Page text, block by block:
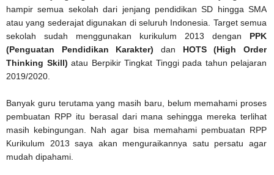
hampir semua sekolah dari jenjang pendidikan SD hingga SMA
atau yang sederajat digunakan di seluruh Indonesia. Target semua
sekolah sudah menggunakan kurikulum 2013 dengan PPK
(Penguatan Pendidikan Karakter) dan HOTS (High Order
Thinking Skill) atau Berpikir Tingkat Tinggi pada tahun pelajaran
2019/2020.
Banyak guru terutama yang masih baru, belum memahami proses
pembuatan RPP itu berasal dari mana sehingga mereka terlihat
masih kebingungan. Nah agar bisa memahami pembuatan RPP
Kurikulum 2013 saya akan menguraikannya satu persatu agar
mudah dipahami.